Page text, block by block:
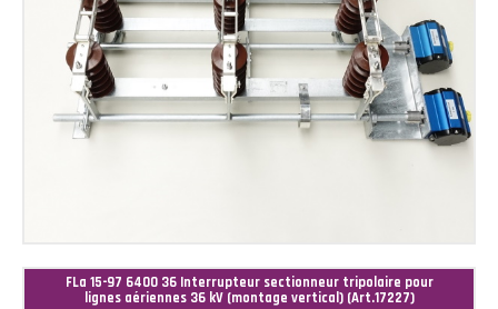
FLa 15-97 6400 36 Interrupteur sectionneur tripolaire pour
lignes aériennes 36 kV (montage vertical) (Art.17227)